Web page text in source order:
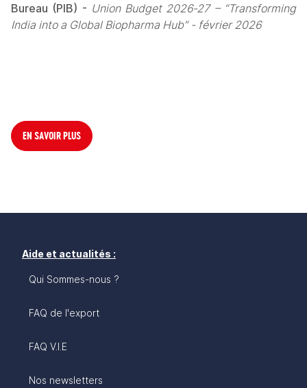
Bureau (PIB) - Union Budget 2026‑27 – “Transforming
India into a Global Biopharma Hub” - février 2026
EN SAVOIR PLUS
Aide et actualités :
Qui Sommes-nous ?
FAQ de l'export
FAQ V.I.E
Nos newsletters